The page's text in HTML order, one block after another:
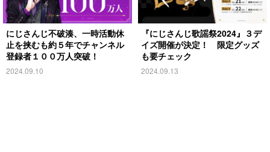
にじさんじ不破湊、一時活動休
止を挟むも約５年でチャンネル
登録者１００万人突破！
2024.09.10
『にじさんじ歌謡祭2024』３デ
イズ開催が決定！ 限定グッズ
も要チェック
2024.09.13